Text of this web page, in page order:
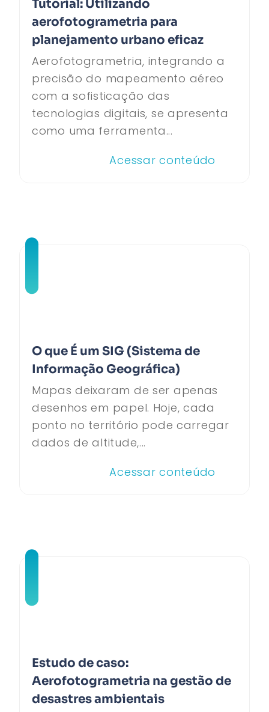
Tutorial: Utilizando
aerofotogrametria para
planejamento urbano eficaz
Aerofotogrametria, integrando a
precisão do mapeamento aéreo
com a sofisticação das
tecnologias digitais, se apresenta
como uma ferramenta...
Acessar conteúdo
O que É um SIG (Sistema de
Informação Geográfica)
Mapas deixaram de ser apenas
desenhos em papel. Hoje, cada
ponto no território pode carregar
dados de altitude,...
Acessar conteúdo
Estudo de caso:
Aerofotogrametria na gestão de
desastres ambientais